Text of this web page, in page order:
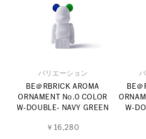
バリエーション
BE＠RBRICK AROMA
ORNAMENT No.0 COLOR
W‐DOUBLE‐ NAVY GREEN
￥16,280
BE＠